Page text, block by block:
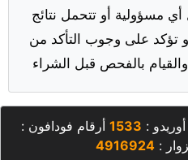
مسؤولية أو تتحمل نتائج
و تؤكد على وجوب التأكد من
:
1533 أرقام فودافون :
:
4916924